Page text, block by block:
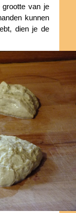
van je
kunnen
dien je de